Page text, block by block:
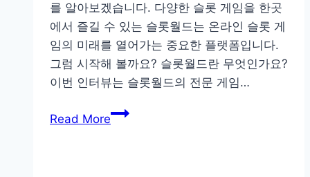
드
와
국
내
상
비
를 알아보겠습니다. 다양한 슬롯 게임을 한곳
에서 즐길 수 있는 슬롯월드는 온라인 슬롯 게
임의 미래를 열어가는 중요한 플랫폼입니다.
그럼 시작해 볼까요? 슬롯월드란 무엇인가요?
이번 인터뷰는 슬롯월드의 전문 게임…
Read More슬